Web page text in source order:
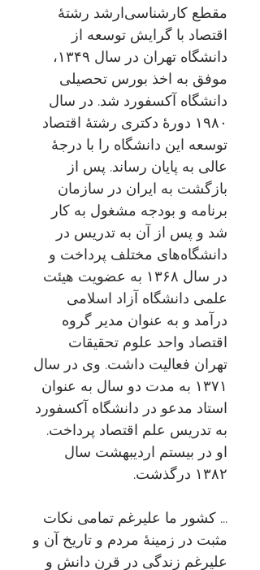
مقطع کارشناسی‌ارشد رشتهٔ
اقتصاد با گرایش توسعه از
دانشگاه تهران در سال ۱۳۴۹،
موفق به اخذ بورس تحصیلی
دانشگاه آکسفورد شد. در سال
۱۹۸۰ دورهٔ دکتری رشتهٔ اقتصاد
توسعه این دانشگاه را با درجهٔ
عالی به پایان رساند. پس از
بازگشت به ایران در سازمان
برنامه و بودجه مشغول به کار
شد و پس از آن به تدریس در
دانشگاه‌های مختلف پرداخت و
در سال ۱۳۶۸ به عضویت هیئت
علمی دانشگاه آزاد اسلامی
درآمد و به عنوان مدیر گروه
اقتصاد واحد علوم تحقیقات
تهران فعالیت داشت. وی در سال
۱۳۷۱ به مدت دو سال به عنوان
استاد مدعو در دانشگاه آکسفورد
به تدریس علم اقتصاد پرداخت.
او در بیستم اردیبهشت سال
۱۳۸۲ درگذشت.
... کشور ما علیرغم تمامی نکات
مثبت در زمینهٔ مردم و تاریخ آن و
علیرغم زندگی در قرن دانش و